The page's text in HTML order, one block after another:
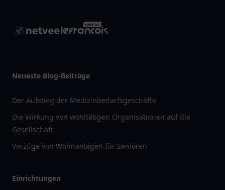
Neueste Blog-Beiträge
Der Aufstieg der Medizinbedarfsgeschäfte
Die Wirkung von wohltätigen Organisationen auf die
Gesellschaft
Vorzüge von Wohnanlagen für Senioren
Einrichtungen